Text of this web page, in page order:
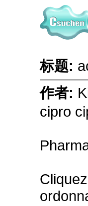
标题:
作者:
cipro